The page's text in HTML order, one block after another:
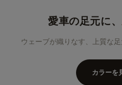
愛車の足元に、
ウェーブが織りなす、上質な
カラーを